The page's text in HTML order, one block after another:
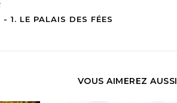
- 1. LE PALAIS DES FÉES
VOUS AIMEREZ AUSSI